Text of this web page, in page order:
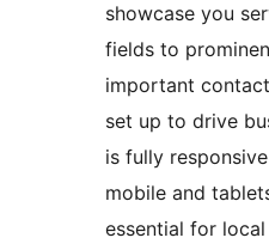
showcase you
fields to
important
set up to drive
is fully
mobile and
essential for local